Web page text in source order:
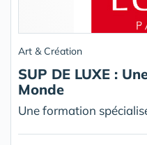
Art & Création
SUP DE LUXE :
Monde
Une formation